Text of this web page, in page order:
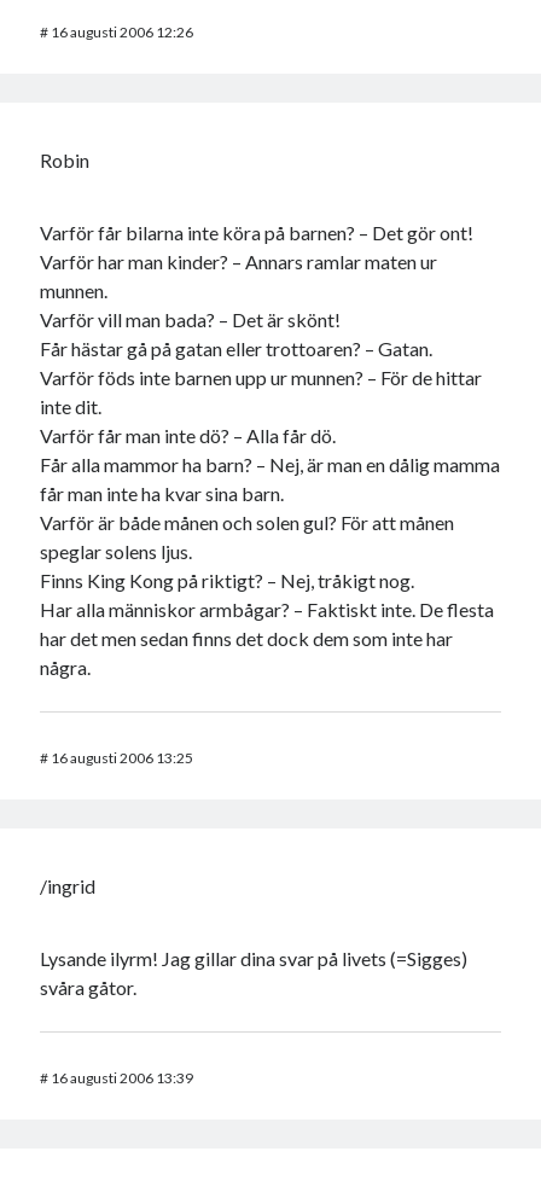
# 16 augusti 2006 12:26
Robin
Varför får bilarna inte köra på barnen? – Det gör ont!
Varför har man kinder? – Annars ramlar maten ur
munnen.
Varför vill man bada? – Det är skönt!
Får hästar gå på gatan eller trottoaren? – Gatan.
Varför föds inte barnen upp ur munnen? – För de hittar
inte dit.
Varför får man inte dö? – Alla får dö.
Får alla mammor ha barn? – Nej, är man en dålig mamma
får man inte ha kvar sina barn.
Varför är både månen och solen gul? För att månen
speglar solens ljus.
Finns King Kong på riktigt? – Nej, tråkigt nog.
Har alla människor armbågar? – Faktiskt inte. De flesta
har det men sedan finns det dock dem som inte har
några.
# 16 augusti 2006 13:25
/ingrid
Lysande ilyrm! Jag gillar dina svar på livets (=Sigges)
svåra gåtor.
# 16 augusti 2006 13:39